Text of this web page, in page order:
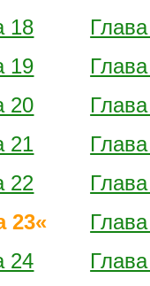
18
19
20
21
22
23
24